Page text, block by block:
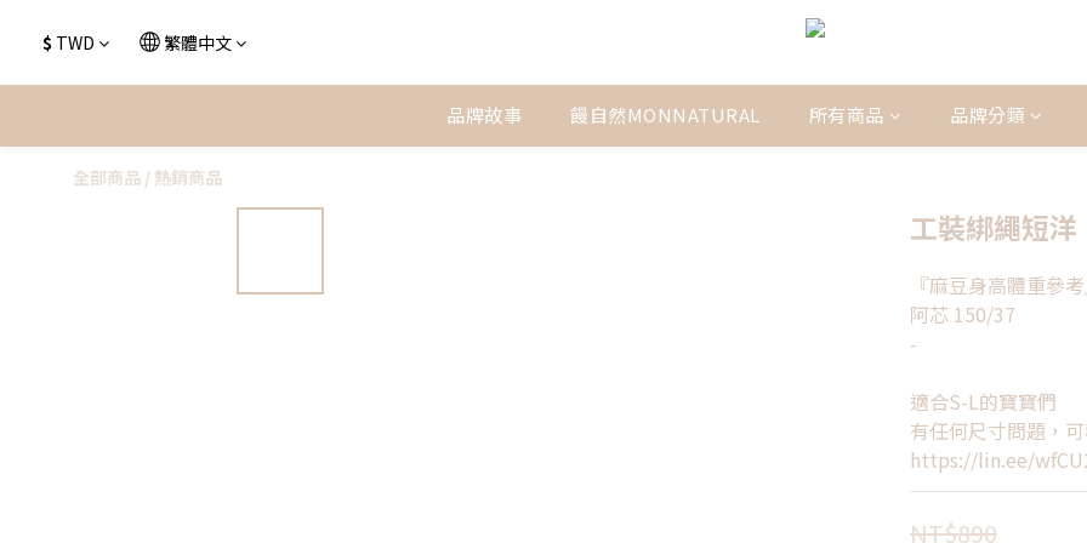
$ TWD 繁體中文
品牌故事 饅自然MONNATURAL 所有商品 品牌分類
全部商品 / 熱銷商品
工裝綁繩短
『麻豆身高體重參
阿芯 150/37
-
適合S-L的寶寶們
有任何尺寸問題，
https://lin.ee/
NT$890